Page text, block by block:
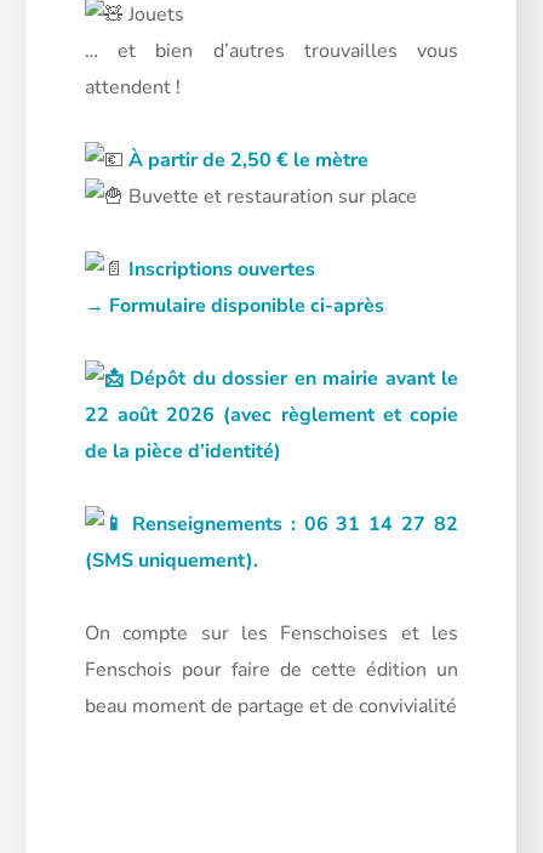
Jouets
… et bien d’autres trouvailles vous
attendent !
À partir de 2,50 € le mètre
Buvette et restauration sur place
Inscriptions ouvertes
→ Formulaire disponible ci-après
Dépôt du dossier en mairie avant le
22 août 2026 (avec règlement et copie
de la pièce d’identité)
Renseignements : 06 31 14 27 82
(SMS uniquement).
On compte sur les Fenschoises et les
Fenschois pour faire de cette édition un
beau moment de partage et de convivialité